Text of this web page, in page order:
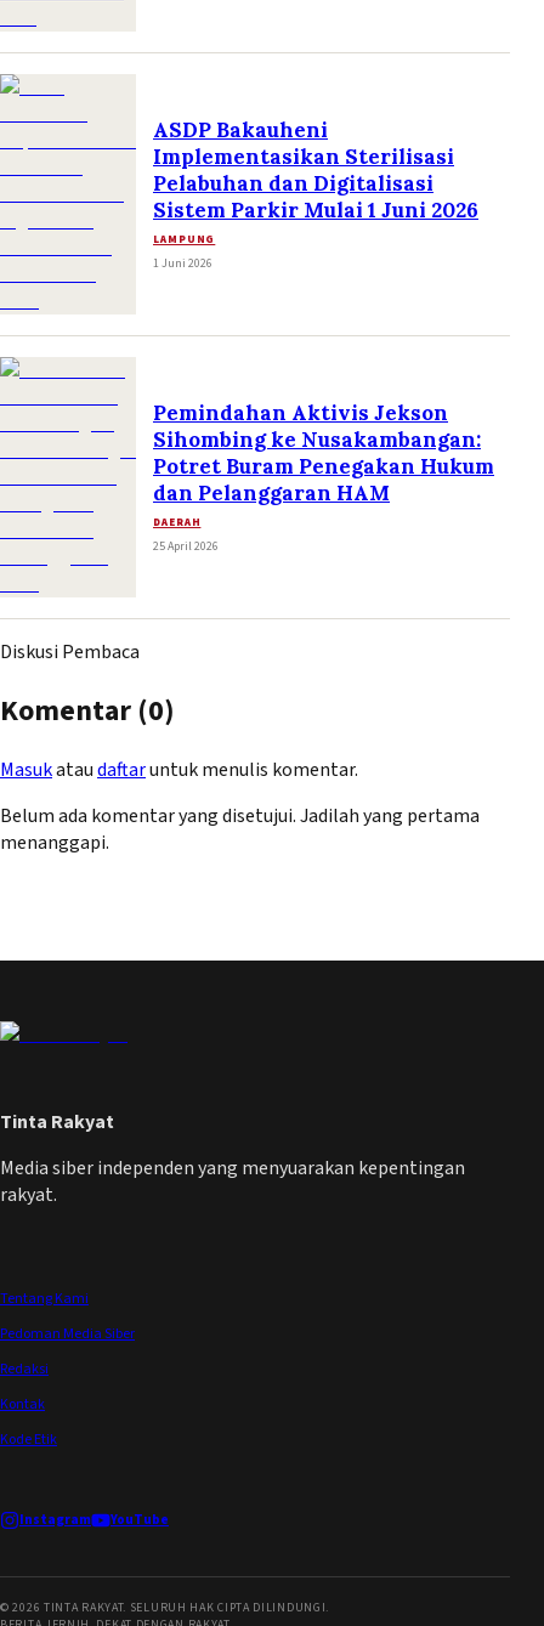
ASDP Bakauheni
Implementasikan Sterilisasi
Pelabuhan dan Digitalisasi
Sistem Parkir Mulai 1 Juni 2026
LAMPUNG
1 Juni 2026
Pemindahan Aktivis Jekson
Sihombing ke Nusakambangan:
Potret Buram Penegakan Hukum
dan Pelanggaran HAM
DAERAH
25 April 2026
Diskusi Pembaca
Komentar (0)
Masukataudaftaruntuk menulis komentar.
Belum ada komentar yang disetujui. Jadilah yang pertama
menanggapi.
Tinta Rakyat
Media siber independen yang menyuarakan kepentingan
rakyat.
Tentang Kami
Pedoman Media Siber
Redaksi
Kontak
Kode Etik
Instagram YouTube
©2026 TINTA RAKYAT. SELURUH HAK CIPTA DILINDUNGI.